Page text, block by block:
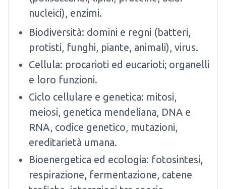
nucleici), enzimi.
Biodiversità: domini e regni (batteri,
protisti, funghi, piante, animali), virus.
Cellula: procarioti ed eucarioti; organelli
e loro funzioni.
Ciclo cellulare e genetica: mitosi,
meiosi, genetica mendeliana, DNA e
RNA, codice genetico, mutazioni,
ereditarietà umana.
Bioenergetica ed ecologia: fotosintesi,
respirazione, fermentazione, catene